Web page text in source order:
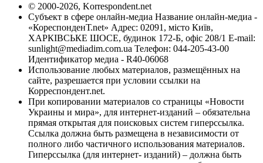
© 2000-2026, Korrespondent.net
Субъект в сфере онлайн-медиа Название онлайн-медиа -
«КореспонденТ.net» Адрес: 02091, місто Київ,
ХАРКІВСЬКЕ ШОСЕ, будинок 172-Б, офіс 208/1 E-mail:
sunlight@mediadim.com.ua Телефон: 044-205-43-00
Идентификатор медиа - R40-06068
Использование любых материалов, размещённых на
сайте, разрешается при условии ссылки на
Корреспондент.net.
При копировании материалов со страницы «Новости
Украины и мира», для интернет-изданий – обязательна
прямая открытая для поисковых систем гиперссылка.
Ссылка должна быть размещена в независимости от
полного либо частичного использования материалов.
Гиперссылка (для интернет- изданий) – должна быть